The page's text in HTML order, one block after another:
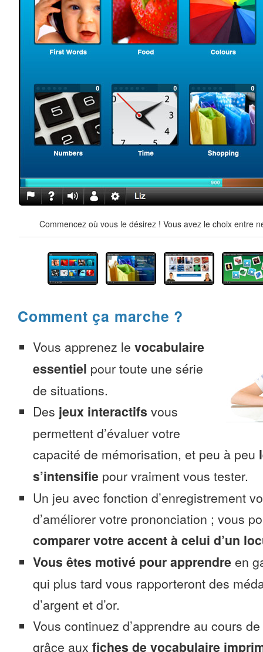
Commencez où vous le désirez ! Vous avez le choix entre
Comment ça marche ?
Vous apprenez le vocabulaire
essentiel pour toute une série
de situations.
Des jeux interactifs vous
permettent d’évaluer votre
capacité de mémorisation, et peu à peu
s’intensifie pour vraiment vous tester.
Un jeu avec fonction d’enregistrement
d’améliorer votre prononciation ; vous
comparer votre accent à celui d’un
Vous êtes motivé pour apprendre en
qui plus tard vous rapporteront des
d’argent et d’or.
Vous continuez d’apprendre au cours
grâce aux fiches de vocabulaire